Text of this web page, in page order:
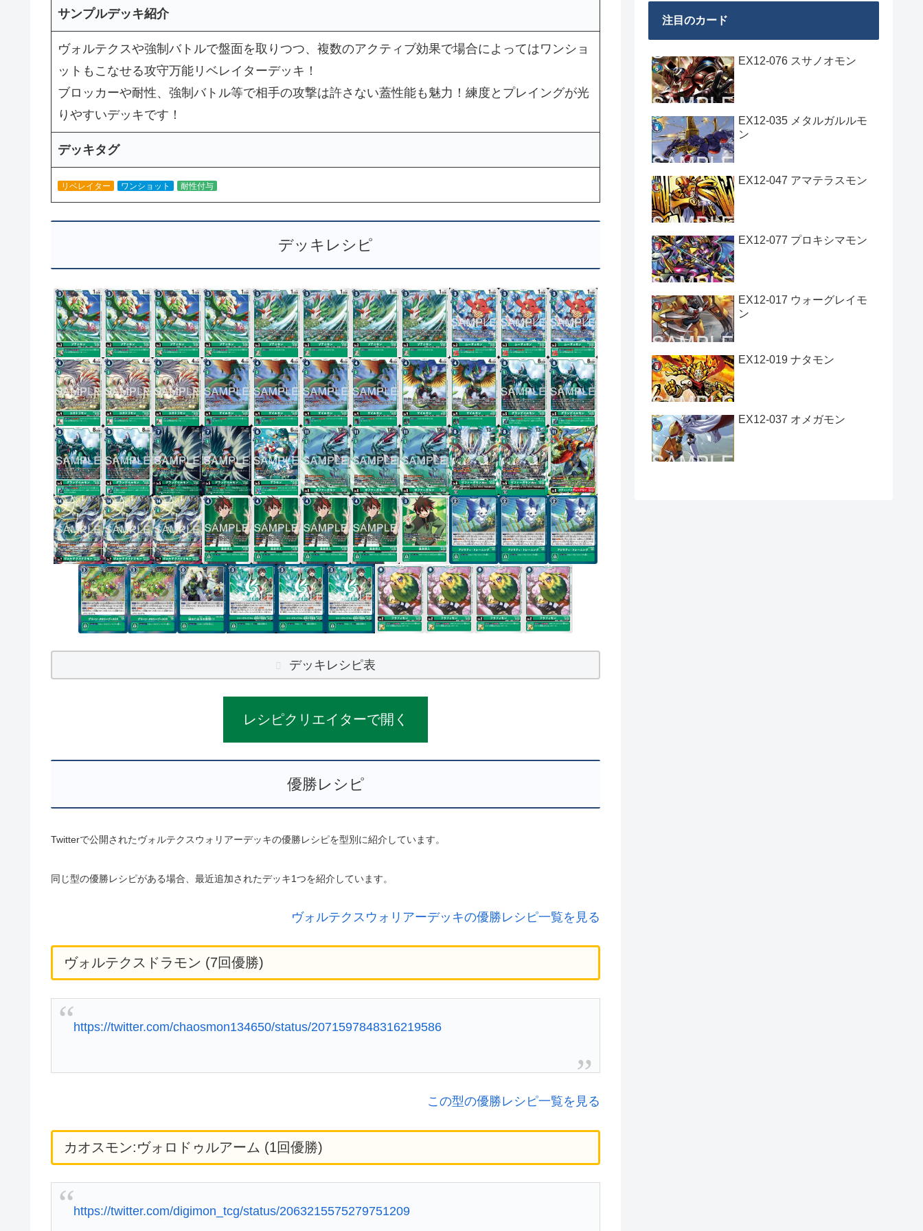
サンプルデッキ紹介
ヴォルテクスや強制バトルで盤面を取りつつ、複数のアクティブ効果で場合によってはワンショ
ットもこなせる攻守万能リベレイターデッキ！
ブロッカーや耐性、強制バトル等で相手の攻撃は許さない蓋性能も魅力！練度とプレイングが光
りやすいデッキです！
デッキタグ
リベレイター ワンショット 耐性付与
デッキレシピ
デッキレシピ表
レシピクリエイターで開く
優勝レシピ
Twitterで公開されたヴォルテクスウォリアーデッキの優勝レシピを型別に紹介しています。
同じ型の優勝レシピがある場合、最近追加されたデッキ1つを紹介しています。
ヴォルテクスウォリアーデッキの優勝レシピ一覧を見る
ヴォルテクスドラモン (7回優勝)
https://twitter.com/chaosmon134650/status/2071597848316219586
この型の優勝レシピ一覧を見る
カオスモン:ヴォロドゥルアーム (1回優勝)
https://twitter.com/digimon_tcg/status/2063215575279751209
注目のカード
EX12-076 スサノオモン
EX12-035 メタルガルルモ
ン
EX12-047 アマテラスモン
EX12-077 プロキシマモン
EX12-017 ウォーグレイモ
ン
EX12-019 ナタモン
EX12-037 オメガモン